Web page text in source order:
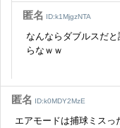
匿名 ID:k1MjgzNTA
なんならダブルスだ
らなｗｗ
匿名 ID:k0MDY2MzE
エアモードは捕球ミスっ